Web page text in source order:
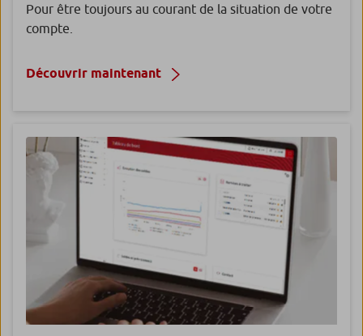
Pour être toujours au courant de la situation de votre
compte.
Découvrir maintenant